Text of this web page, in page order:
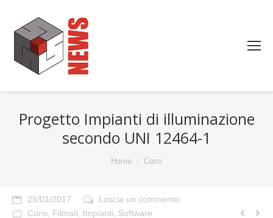
Progetto Impianti di illuminazione
secondo UNI 12464-1
Home Corsi
25/01/2017
Lascia un commento
Corsi
Filmati Impianti
Software